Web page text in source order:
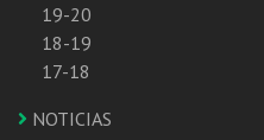
19-20
18-19
17-18
NOTICIAS